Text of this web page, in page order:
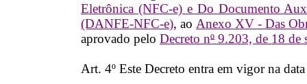
Eletrônica (NFC-e) e Do Documento
(DANFE-NFC-e), ao Anexo XV - Das
aprovado peloDecreto nº9.203, de 18 de
Art. 4º Este Decreto entra em vigor na